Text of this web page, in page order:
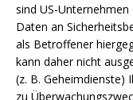
sind US-
Daten an
als Betroffener
kann daher nicht
(z. B. Geheimdienste)
zu